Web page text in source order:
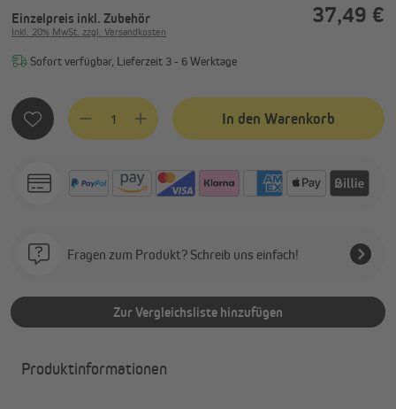
Einzelpreis inkl. Zubehör 37,49 €
Inkl. 20% MwSt. zzgl. Versandkosten
Sofort verfügbar, Lieferzeit 3 - 6 Werktage
Produkt Anzahl: Gib den gewünschten Wert ein oder
In den Warenkorb
Fragen zum Produkt? Schreib uns einfach!
Zur Vergleichsliste hinzufügen
Produktinformationen